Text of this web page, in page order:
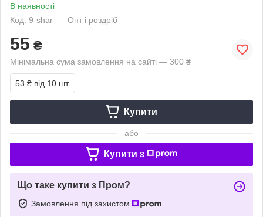
В наявності
Код: 9-shar
Опт і роздріб
55 ₴
Мінімальна сума замовлення на сайті — 300 ₴
53 ₴ від 10 шт.
Купити
або
Купити з
Що таке купити з Пром?
Замовлення під захистом